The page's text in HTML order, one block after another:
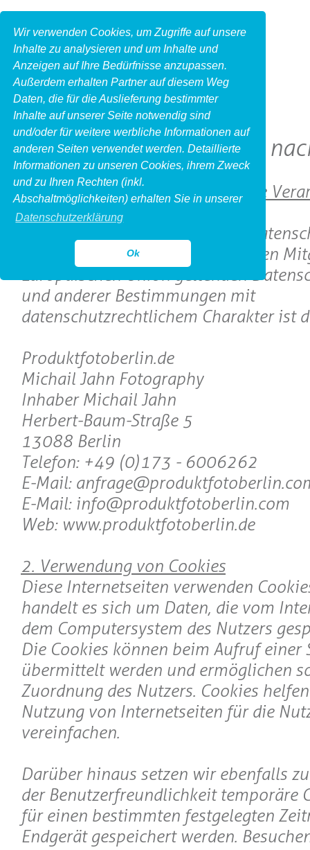
Wir verwenden Cookies, um Zugriffe auf unsere
Inhalte zu analysieren und um Inhalte und
Anzeigen auf Ihre Bedürfnisse anzupassen.
Außerdem erhalten Partner auf diesem Weg
Daten, die für die Auslieferung bestimmter
Inhalte auf unserer Seite notwendig sind
und/oder für weitere werbliche Informationen auf
anderen Seiten verwendet werden. Detaillierte
Informationen zu unseren Cookies, ihrem Zweck
und zu Ihren Rechten (inkl.
Abschaltmöglichkeiten) erhalten Sie in unserer
Datenschutzerklärung
Ok
Datenschutzhinweise
1. Name und Anschrift des für die
Verantwortlichen
Verantwortlicher im Sinne der
Grundverordnung, sonstiger in den
Europäischen Union geltenden
und anderer Bestimmungen mit
datenschutzrechtlichem Charakter ist
Produktfotoberlin.de
Michail Jahn Fotography
Inhaber Michail Jahn
Herbert-Baum-Straße 5
13088 Berlin
Telefon: +49 (0)173 - 6006262
E-Mail:
E-Mail: info@produktfotoberlin.com
Web: www.produktfotoberlin.de
2. Verwendung von Cookies
Diese Internetseiten verwenden
handelt es sich um Daten, die vom
dem Computersystem des Nutzers
Die Cookies können beim Aufruf einer
übermittelt werden und ermöglichen
Zuordnung des Nutzers. Cookies
Nutzung von Internetseiten für die
vereinfachen.
Darüber hinaus setzen wir ebenfalls
der Benutzerfreundlichkeit temporäre
für einen bestimmten festgelegten
Endgerät gespeichert werden.